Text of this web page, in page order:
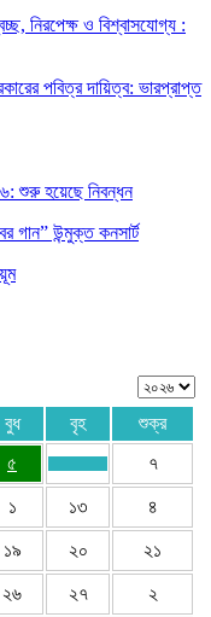
নিরপেক্ষ ও বিশ্বাসযোগ্য :
পবিত্র দায়িত্ব: ভারপ্রাপ্ত
শুরু হয়েছে নিবন্ধন
গান” উন্মুক্ত কনসার্ট
বুধ বৃহ
শুক্র
৫ ৭
১ ১৩ ৪
১৯ ২০ ২১
২৬ ২৭ ২